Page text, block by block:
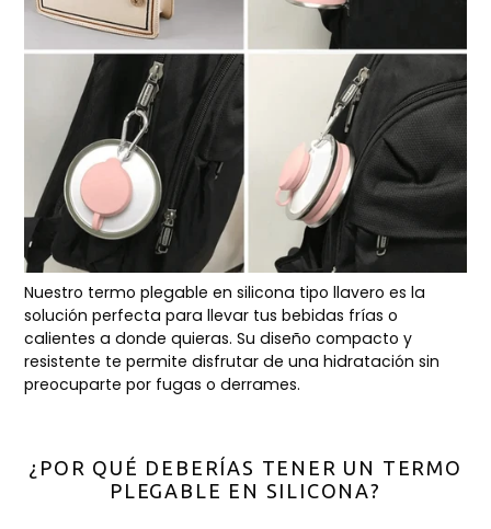
Nuestro termo plegable en silicona tipo llavero es la
solución perfecta para llevar tus bebidas frías o
calientes a donde quieras. Su diseño compacto y
resistente te permite disfrutar de una hidratación sin
preocuparte por fugas o derrames.
​​¿POR QUÉ DEBERÍAS TENER UN TERMO
PLEGABLE EN SILICONA?